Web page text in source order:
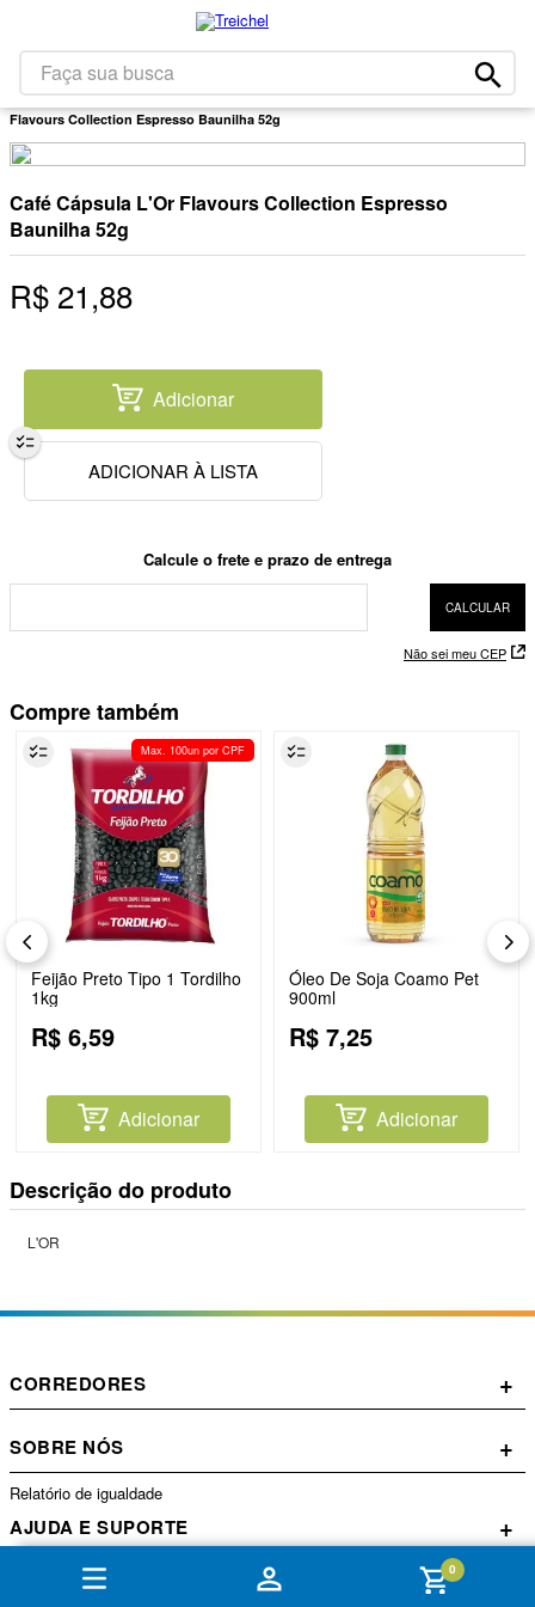
Faça sua busca
0
Flavours Collection Espresso Baunilha 52g
Café Cápsula L'Or Flavours Collection Espresso
Baunilha 52g
R$ 21,88
Adicionar
Não sei meu CEP
Compre também
Max. 100un por CPF
Feijão Preto Tipo 1 Tordilho
1kg
R$ 6,59
Adicionar
Óleo De Soja Coamo Pet
900ml
R$ 7,25
Adicionar
Descrição do produto
L'OR
CORREDORES +
SOBRE NÓS +
Relatório de igualdade
AJUDA E SUPORTE +
2º leite
3º papel higiênico
6º iogurte
7º chocolate
8º arroz
detergente